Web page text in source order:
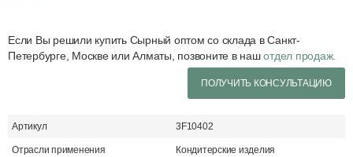
Если Вы решили купить Сырный оптом со склада в Санкт-
Петербурге, Москве или Алматы, позвоните в нашотдел продаж.
ПОЛУЧИТЬ КОНСУЛЬТАЦИЮ
Артикул 3F10402
Отрасли применения Кондитерские изделия